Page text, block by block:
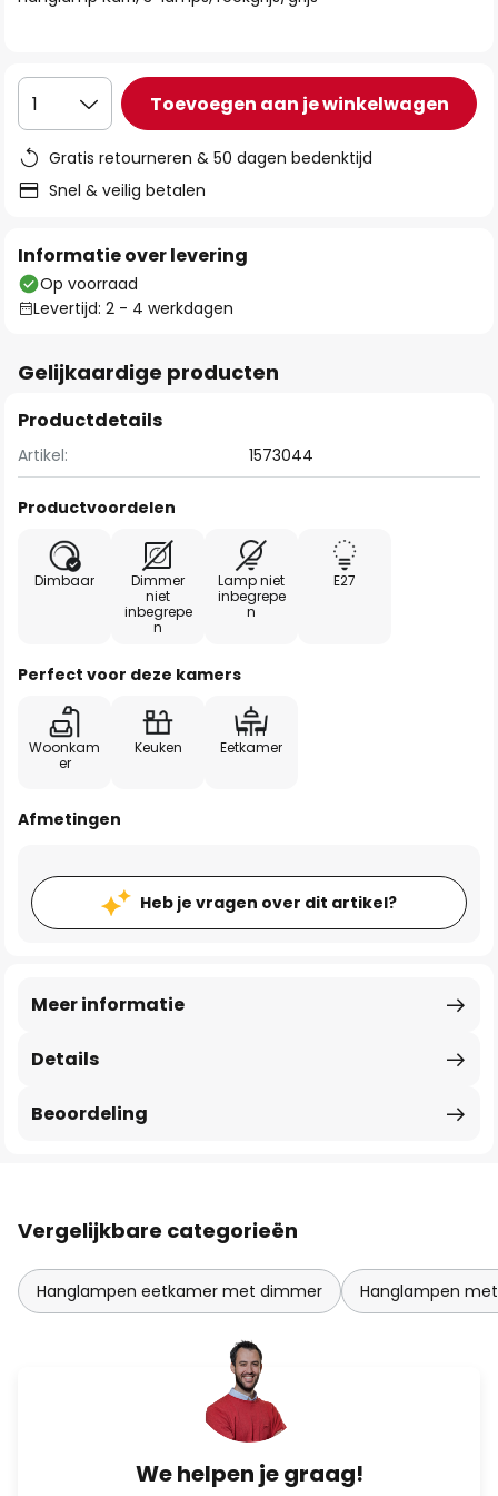
1 Toevoegen aan je winkelwagen
Gratis retourneren & 50 dagen bedenktijd
Snel & veilig betalen
Informatie over levering
Op voorraad
Levertijd: 2 - 4 werkdagen
Gelijkaardige producten
Productdetails
Artikel: 1573044
Productvoordelen
Dimbaar
Dimmer
niet
inbegrepe
n
Lamp niet
inbegrepe
n
E27
Perfect voor deze kamers
Woonkam
er
Keuken Eetkamer
Afmetingen
Heb je vragen over dit artikel?
Details
Meer informatie
Beoordeling
Vergelijkbare categorieën
Hanglampen eetkamer met dimmer Hanglampen
We helpen je graag!